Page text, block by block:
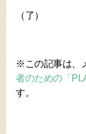
（了）
※この記事は、
者のための「
す。